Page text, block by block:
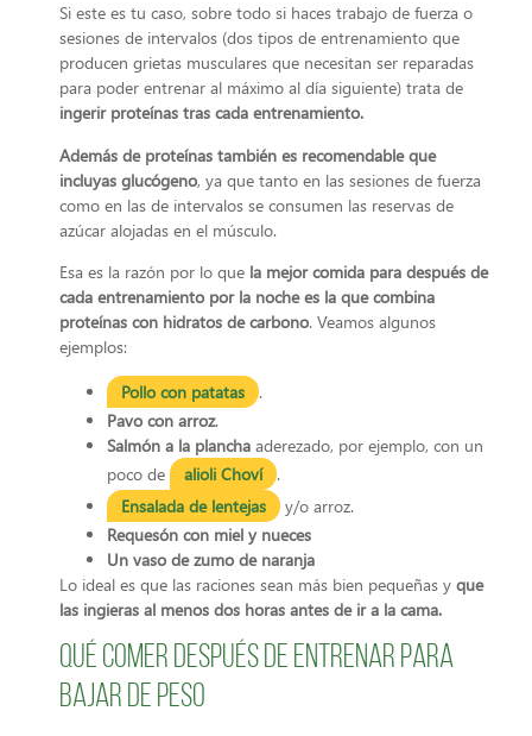
Si este es tu caso, sobre todo si haces trabajo de fuerza o
sesiones de intervalos (dos tipos de entrenamiento que
producen grietas musculares que necesitan ser reparadas
para poder entrenar al máximo al día siguiente) trata de
ingerir proteínas tras cada entrenamiento.
Además de proteínas también es recomendable que
incluyas glucógeno, ya que tanto en las sesiones de fuerza
como en las de intervalos se consumen las reservas de
azúcar alojadas en el músculo.
Esa es la razón por lo que la mejor comida para después de
cada entrenamiento por la noche es la que combina
proteínas con hidratos de carbono. Veamos algunos
ejemplos:
Pollo con patatas
.
Pavo con arroz.
Salmón a la plancha aderezado, por ejemplo, con un
poco de
alioli Choví
.
Ensalada de lentejas
y/o arroz.
Requesón con miel y nueces
Un vaso de zumo de naranja
Lo ideal es que las raciones sean más bien pequeñas y que
las ingieras al menos dos horas antes de ir a la cama.
Qué comer después de entrenar para
bajar de peso